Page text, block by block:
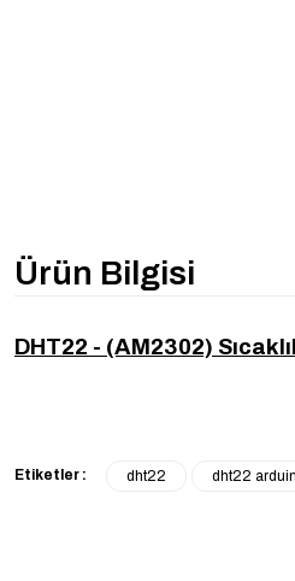
Ürün Bilgisi
DHT22 - (AM2302)
Etiketler : dht22 dht22